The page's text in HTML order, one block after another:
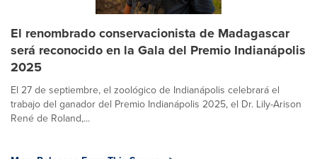
El renombrado conservacionista de Madagascar
será reconocido en la Gala del Premio Indianápolis
2025
El 27 de septiembre, el zoológico de Indianápolis celebrará el
trabajo del ganador del Premio Indianápolis 2025, el Dr. Lily-Arison
René de Roland,...